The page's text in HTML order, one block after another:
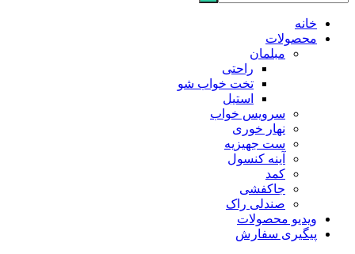
خانه
محصولات
مبلمان
راحتی
تخت خواب شو
استیل
سرویس خواب
نهار خوری
ست جهیزیه
آینه کنسول
کمد
جاکفشی
صندلی راک
ویدیو محصولات
پیگیری سفارش